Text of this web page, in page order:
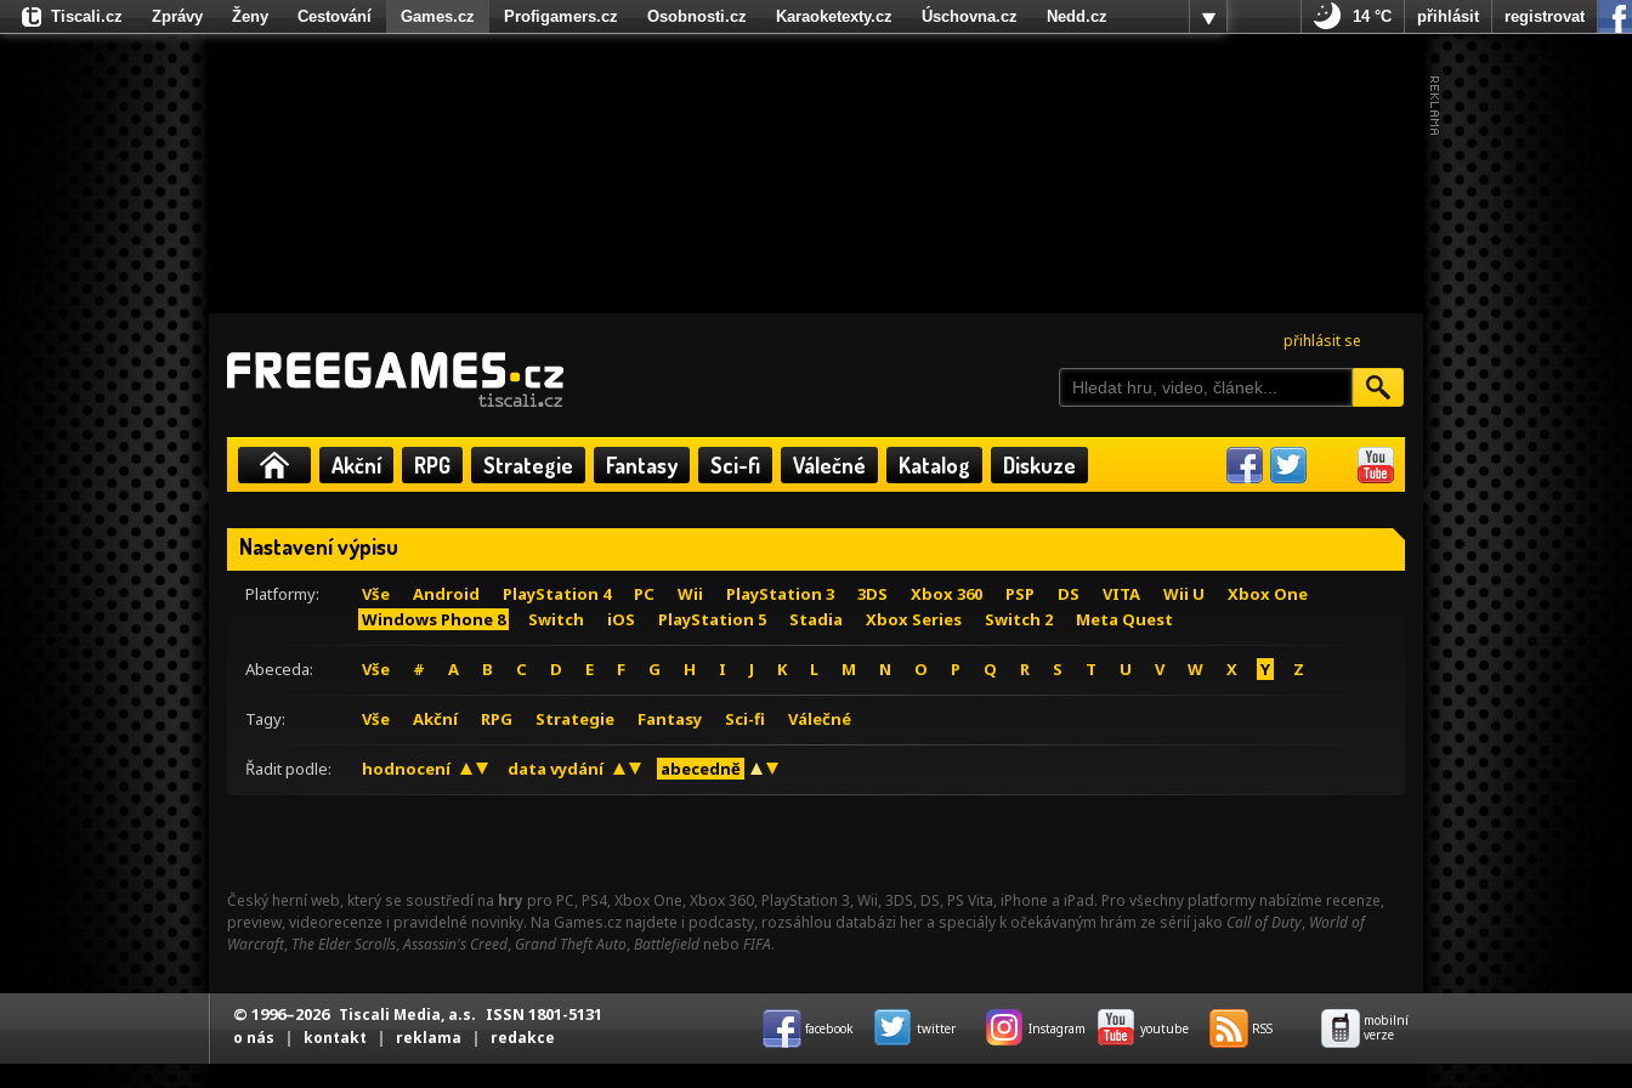
přihlásit se
Akční RPG Strategie Fantasy Sci-fi Válečné Katalog Diskuze
Nastavení výpisu
Platformy: Vše Android PlayStation 4 PC Wii PlayStation 3 3DS Xbox 360 PSP DS VITA Wii U
Xbox One
Windows Phone 8
Switch iOS PlayStation 5 Stadia Xbox Series Switch 2 Meta Quest
Abeceda: Vše # A B C D E F G H I J K L M N O P Q R S T U V W X Y Z
Tagy: Vše Akční RPG Strategie Fantasy Sci-fi Válečné
Řadit podle: hodnocení data vydání abecedně
Český herní web, který se soustředí na hry pro PC, PS4, Xbox One, Xbox 360, PlayStation 3, Wii, 3DS, DS, PS Vita, iPhone a iPad. Pro všechny platformy nabízíme recenze,
preview, videorecenze i pravidelné novinky. Na Games.cz najdete i podcasty, rozsáhlou databázi her a speciály k očekávaným hrám ze sérií jako Call of Duty, World of
Warcraft, The Elder Scrolls,Assassin's Creed, Grand Theft Auto, Battlefield nebo FIFA.
Tiscali.cz Zprávy Ženy Cestování Games.cz Profigamers.cz Osobnosti.cz Karaoketexty.cz Úschovna.cz
Nedd.cz
Fights.cz
14 °C přihlásit registrovat
© 1996–2026 Tiscali Media, a.s. ISSN 1801-5131
o nás | kontakt | reklama | redakce facebook twitter Instagram youtube RSS
mobilní
verze